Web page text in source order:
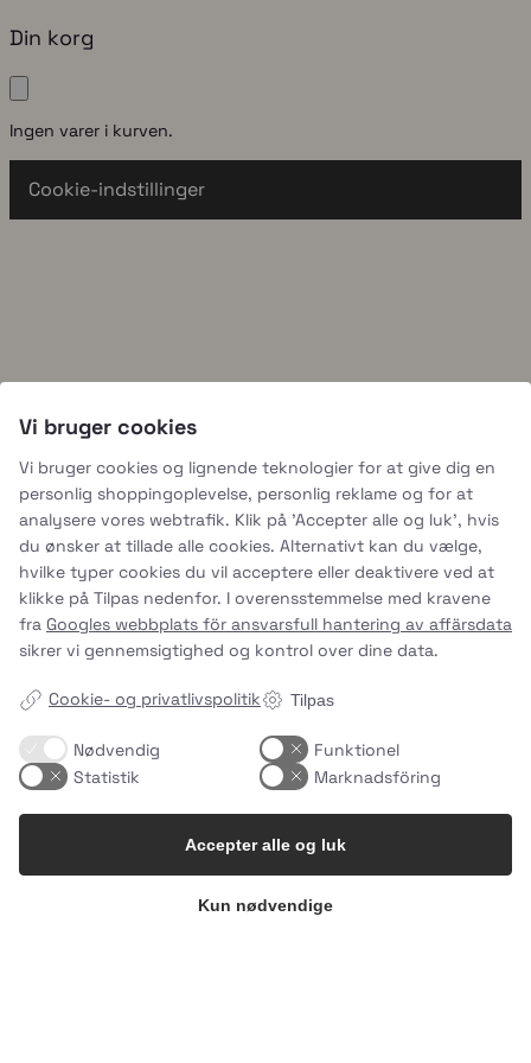
Din korg
Ingen varer i kurven.
Cookie-indstillinger
Vi bruger cookies
Vi bruger cookies og lignende teknologier for at give dig en
personlig shoppingoplevelse, personlig reklame og for at
analysere vores webtrafik. Klik på 'Accepter alle og luk', hvis
du ønsker at tillade alle cookies. Alternativt kan du vælge,
hvilke typer cookies du vil acceptere eller deaktivere ved at
klikke på Tilpas nedenfor. I overensstemmelse med kravene
fra Googles webbplats för ansvarsfull hantering av affärsdata
sikrer vi gennemsigtighed og kontrol over dine data.
Cookie- og privatlivspolitik Tilpas
Nødvendig
Funktionel
Statistik
Marknadsföring
Kun nødvendige
Accepter alle og luk